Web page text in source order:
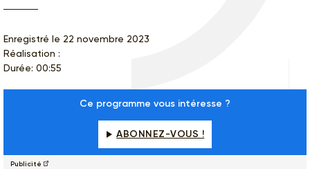
Enregistré le 22 novembre 2023
Réalisation :
Durée: 00:55
Ce programme vous intéresse ?
ABONNEZ-VOUS !
Publicité